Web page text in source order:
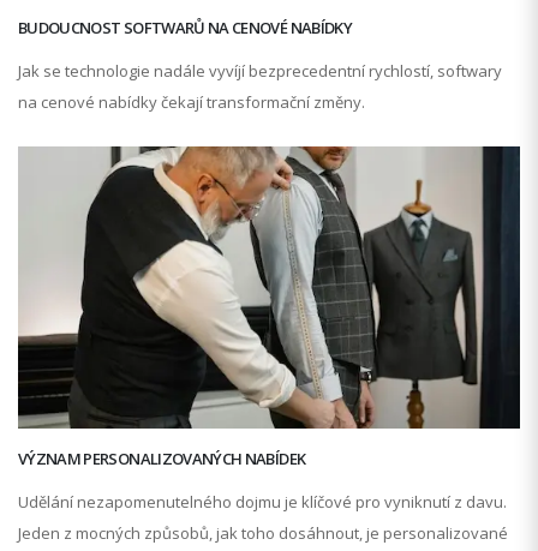
BUDOUCNOST SOFTWARŮ NA CENOVÉ NABÍDKY
Jak se technologie nadále vyvíjí bezprecedentní rychlostí, softwary
na cenové nabídky čekají transformační změny.
VÝZNAM PERSONALIZOVANÝCH NABÍDEK
Udělání nezapomenutelného dojmu je klíčové pro vyniknutí z davu.
Jeden z mocných způsobů, jak toho dosáhnout, je personalizované